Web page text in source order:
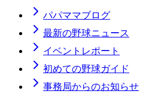
パパママブログ
最新の野球ニュース
イベントレポート
初めての野球ガイド
事務局からのお知らせ